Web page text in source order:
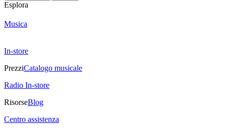
Esplora
Musica
In-store
PrezziCatalogo musicale
Radio In-store
RisorseBlog
Centro assistenza